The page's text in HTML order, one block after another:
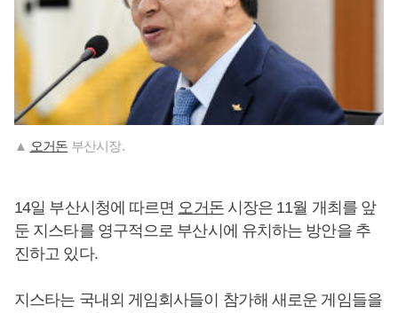
▲ 오거돈 부산시장.
14일 부산시청에 따르면 오거돈시장은 11월 개최를 앞
둔 지스타를 영구적으로 부산시에 유치하는 방안을 추
진하고 있다.
지스타는 국내외 게임회사들이 참가해 새로운 게임들을